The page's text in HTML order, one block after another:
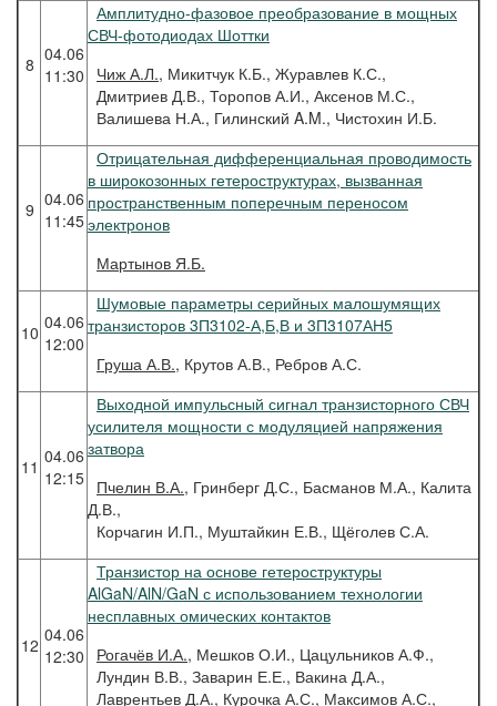
8 04.06
11:30
Амплитудно-фазовое преобразование в мощных
СВЧ-фотодиодах Шоттки
Чиж А.Л., Микитчук К.Б., Журавлев К.С.,
Дмитриев Д.В., Торопов А.И., Аксенов М.С.,
Валишева Н.А., Гилинский A.M., Чистохин И.Б.
9 04.06
11:45
Отрицательная дифференциальная проводимость
в широкозонных гетероструктурах, вызванная
пространственным поперечным переносом
электронов
Мартынов Я.Б.
10 04.06
12:00
Шумовые параметры серийных малошумящих
транзисторов 3П3102-А,Б,В и 3П3107АН5
Груша А.В., Крутов А.В., Ребров А.С.
11 04.06
12:15
Выходной импульсный сигнал транзисторного СВЧ
усилителя мощности с модуляцией напряжения
затвора
Пчелин В.А., Гринберг Д.С., Басманов М.А., Калита
Д.В.,
Корчагин И.П., Муштайкин Е.В., Щёголев С.А.
12 04.06
12:30
Транзистор на основе гетероструктуры
AlGaN/AlN/GaN с использованием технологии
несплавных омических контактов
Рогачёв И.А., Мешков О.И., Цацульников А.Ф.,
Лундин В.В., Заварин Е.Е., Вакина Д.А.,
Лаврентьев Д.А., Курочка А.С., Максимов А.С.,